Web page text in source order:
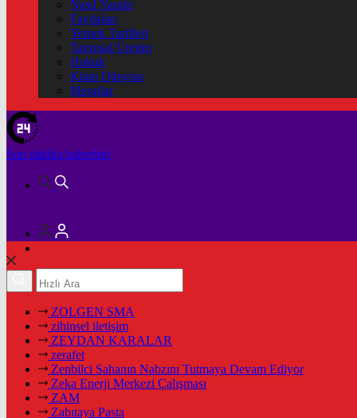
Nasıl Yapılır
Faydaları
Yemek Tarifleri
Tarımsal Üretim
Hukuk
Kitap Dünyası
Mesajlar
Son dakika haberleri
ZOLGEN SMA
zihinsel iletişim
ZEYDAN KARALAR
zerafet
Zenbilci Sahanın Nabzını Tutmaya Devam Ediyor
Zeka Enerji Merkezi Çalışması
ZAM
Zabıtaya Pasta